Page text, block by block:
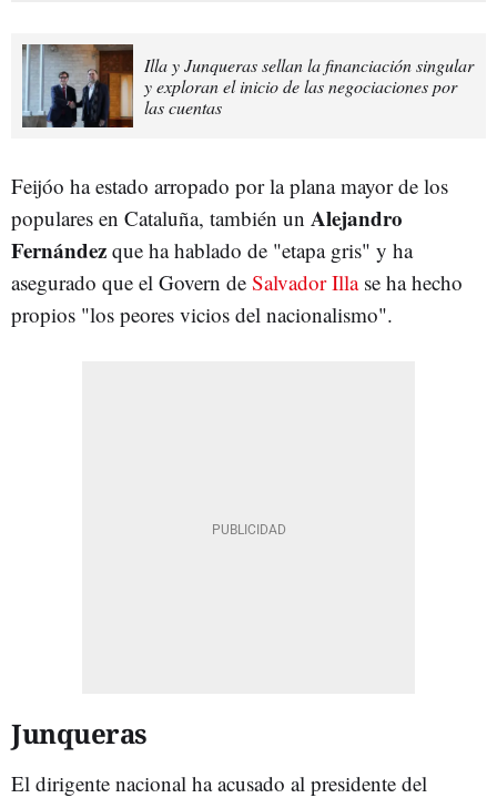
Illa y Junqueras sellan la financiación singular
y exploran el inicio de las negociaciones por
las cuentas
Feijóo ha estado arropado por la plana mayor de los
populares en Cataluña, también un Alejandro
Fernández que ha hablado de "etapa gris" y ha
asegurado que el Govern de Salvador Illase ha hecho
propios "los peores vicios del nacionalismo".
Junqueras
El dirigente nacional ha acusado al presidente del